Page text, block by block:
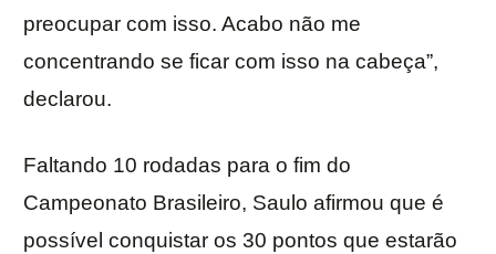
preocupar com isso. Acabo não me
concentrando se ficar com isso na cabeça”,
declarou.
Faltando 10 rodadas para o fim do
Campeonato Brasileiro, Saulo afirmou que é
possível conquistar os 30 pontos que estarão